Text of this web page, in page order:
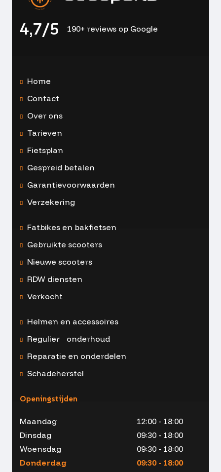
4,7/5 190+ reviews op Google
Home
Contact
Over ons
Tarieven
Fietsplan
Gespreid betalen
Garantievoorwaarden
Verzekering
Fatbikes en bakfietsen
Gebruikte scooters
Nieuwe scooters
RDW diensten
Verkocht
Helmen en accessoires
Regulier onderhoud
Reparatie en onderdelen
Schadeherstel
Openingstijden
Maandag
12:00 - 18:00
Dinsdag
09:30 - 18:00
Woensdag
09:30 - 18:00
Donderdag
09:30 - 18:00